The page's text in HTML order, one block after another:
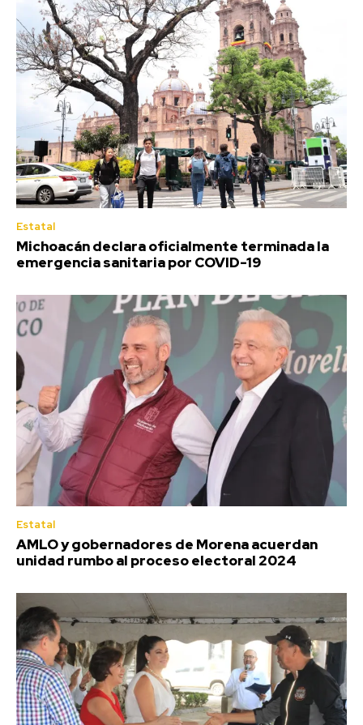
Estatal
Michoacán declara oficialmente terminada la
emergencia sanitaria por COVID-19
Estatal
AMLO y gobernadores de Morena acuerdan
unidad rumbo al proceso electoral 2024